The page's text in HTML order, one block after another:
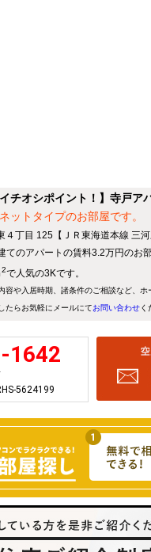
イチオシポイント！】寺戸
ットタイプのお部屋です。
４丁目 125【ＪＲ東海道本線 三
てのアパートの賃料3.2万円のお部
2で人気の3Kです。
や入居時期、諸条件のご相談など、
たらお気軽にメールにてお問い合わせく
1642
5624199